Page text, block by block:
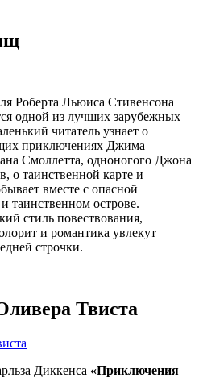
Роберта Льюиса Стивенсона
одной из лучших зарубежных
читатель узнает о
приключениях Джима
Смоллетта, одноногого Джона
о таинственной карте и
вместе с опасной
таинственном острове.
стиль повествования,
и романтика увлекут
строчки.
Твиста
Диккенса «Приключения